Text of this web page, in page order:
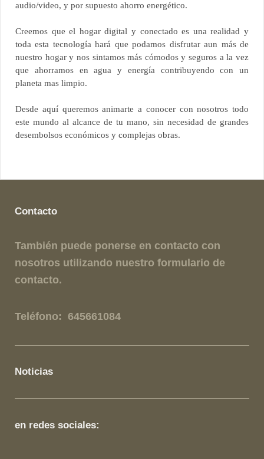
audio/video, y por supuesto ahorro energético.
Creemos que el hogar digital y conectado es una realidad y
toda esta tecnología hará que podamos disfrutar aun más de
nuestro hogar y nos sintamos más cómodos y seguros a la vez
que ahorramos en agua y energía contribuyendo con un
planeta mas limpio.
Desde aquí queremos animarte a conocer con nosotros todo
este mundo al alcance de tu mano, sin necesidad de grandes
desembolsos económicos y complejas obras.
Contacto
También puede ponerse en contacto con
nosotros utilizando nuestro formulario de
contacto.
Teléfono: 645661084
Noticias
en redes sociales: